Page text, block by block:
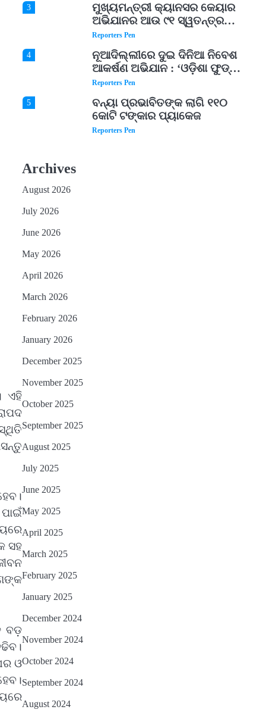
ଏହି
ସହ
ବଡ଼
ଓ
3
ମୁଖ୍ୟମନ୍ତ୍ରୀ କ୍ୟାନସର କେୟାର
ଅଭିଯାନର ଆଉ ୯୧ ସ୍ୱତନ୍ତ୍ର
ପ୍ୟାକେଜ ସାମିଲ
Reporters Pen
4
ନୂଆଦିଲ୍ଲୀରେ ଦୁଇ ଦିନିଆ ନିବେଶ
ଆକର୍ଷଣ ଅଭିଯାନ : ‘ଓଡ଼ିଶା ଫୁଡ୍
ପ୍ରୋ-୨୦୨୬’ରେ ଖାଦ୍ୟ
ପ୍ରକ୍ରିୟାକରଣ କ୍ଷେତ୍ରକୁ ମିଳିବ
ଗୁରୁତ୍ୱ
Reporters Pen
5
ବନ୍ୟା ପ୍ରଭାବିତଙ୍କ ଲାଗି ୧୧୦
କୋଟି ଟଙ୍କାର ପ୍ୟାକେଜ
Reporters Pen
4
5
Archives
August 2026
July 2026
June 2026
May 2026
April 2026
March 2026
February 2026
January 2026
December 2025
November 2025
October 2025
September 2025
August 2025
July 2025
June 2025
May 2025
April 2025
March 2025
February 2025
January 2025
December 2024
November 2024
October 2024
September 2024
August 2024